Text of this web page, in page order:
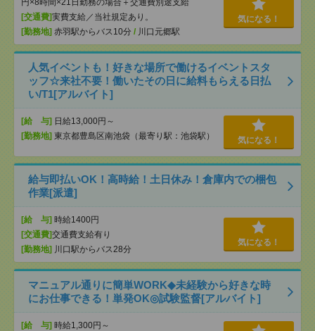
円×8時間×21日勤務の場合＋交通費別途支給
[交通費]実費支給／当社規定あり。
[勤務地] 赤羽駅からバス10分 / 川口元郷駅
気になる！
人気イベントも！好きな場所で働けるイベントスタ
ッフ☆来社不要！働いたその日に給料もらえる日払
い/T1[アルバイト]
[給 与] 日給13,000円～
[勤務地] 東京都豊島区南池袋（最寄り駅：池袋駅） 気になる！
給与即払いOK！高時給！土日休み！倉庫内での梱包
作業[派遣]
[給 与] 時給1400円
[交通費]交通費支給有り
[勤務地] 川口駅からバス28分
気になる！
マニュアル通りに簡単WORK◆未経験から好きな時
にお仕事できる！単発OK◎試験監督[アルバイト]
[給 与] 時給1,300円～